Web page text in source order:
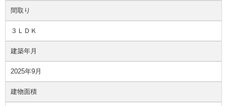
間取り
３ＬＤＫ
建築年月
2025年9月
建物面積